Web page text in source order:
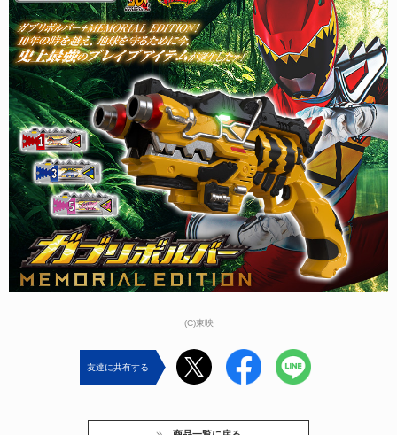
(C)東映
友達に共有する